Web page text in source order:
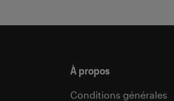
À propos
Conditions générales